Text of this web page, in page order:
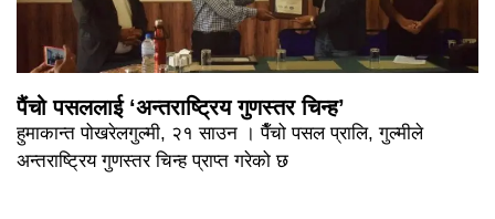
पैंचो पसललाई ‘अन्तराष्ट्रिय गुणस्तर चिन्ह’
हुमाकान्त पोखरेलगुल्मी, २१ साउन । पैँचो पसल प्रालि, गुल्मीले
अन्तराष्ट्रिय गुणस्तर चिन्ह प्राप्त गरेको छ